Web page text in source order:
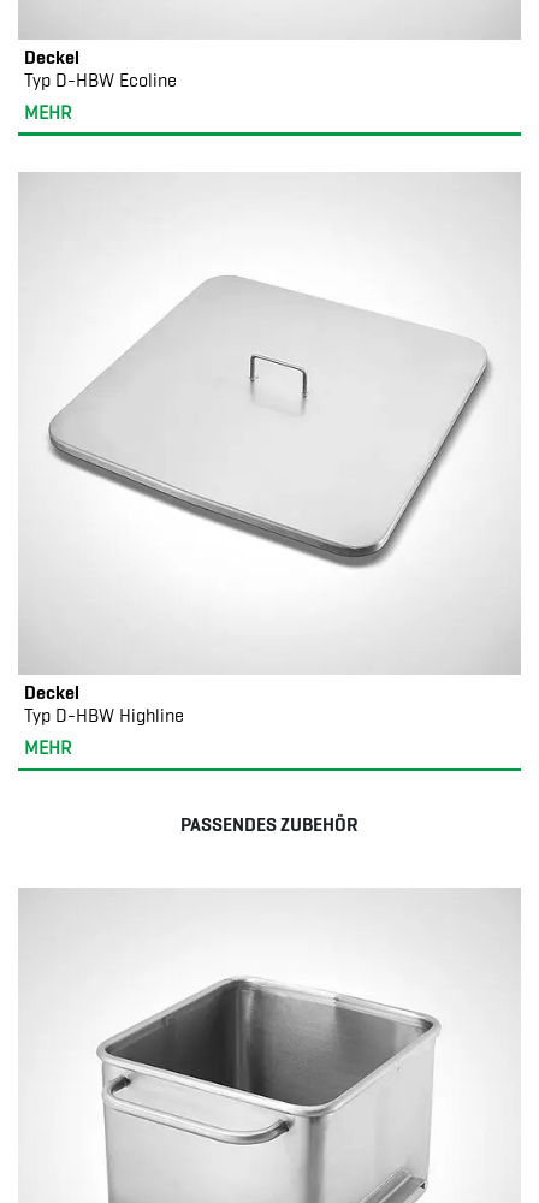
Deckel
Typ D-HBW Ecoline
MEHR
Deckel
Typ D-HBW Highline
MEHR
PASSENDES ZUBEHÖR